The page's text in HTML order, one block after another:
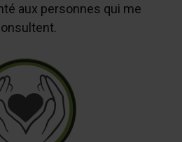
aux personnes qui me